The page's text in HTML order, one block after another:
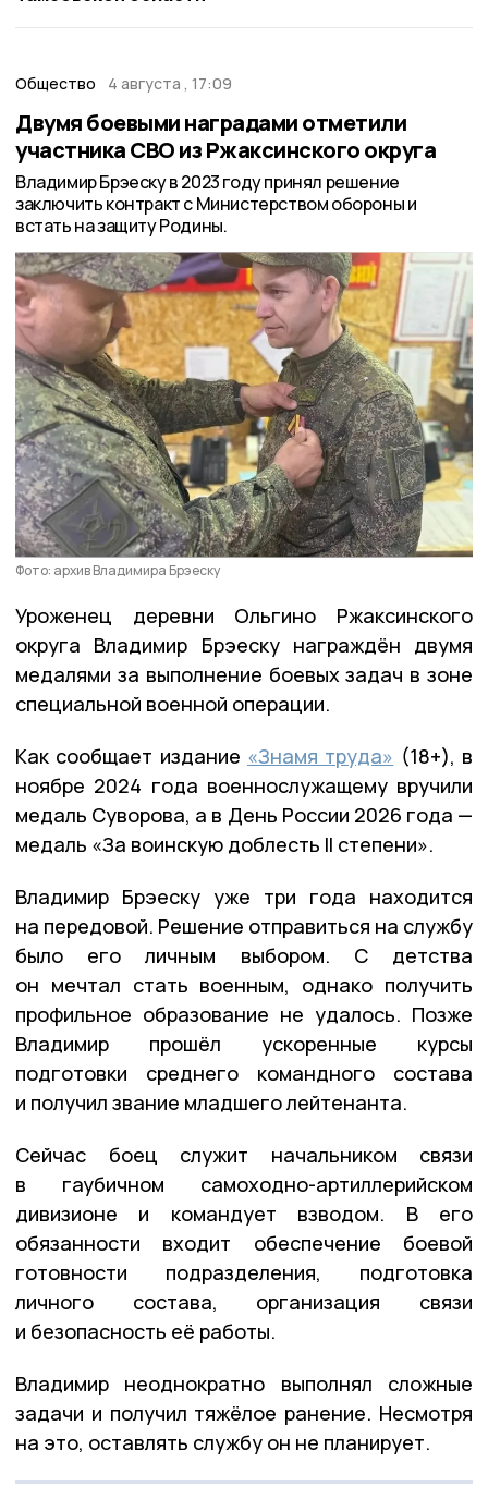
Общество 4 августа , 17:09
Двумя боевыми наградами отметили
участника СВО из Ржаксинского округа
Владимир Брэеску в 2023 году принял решение
заключить контракт с Министерством обороны и
встать на защиту Родины.
Фото: архив Владимира Брэеску
Уроженец деревни Ольгино Ржаксинского
округа Владимир Брэеску награждён двумя
медалями за выполнение боевых задач в зоне
специальной военной операции.
Как сообщает издание «Знамя труда» (18+), в
ноябре 2024 года военнослужащему вручили
медаль Суворова, а в День России 2026 года —
медаль «За воинскую доблесть II степени».
Владимир Брэеску уже три года находится
на передовой. Решение отправиться на службу
было его личным выбором. С детства
он мечтал стать военным, однако получить
профильное образование не удалось. Позже
Владимир прошёл ускоренные курсы
подготовки среднего командного состава
и получил звание младшего лейтенанта.
Сейчас боец служит начальником связи
в гаубичном самоходно-артиллерийском
дивизионе и командует взводом. В его
обязанности входит обеспечение боевой
готовности подразделения, подготовка
личного состава, организация связи
и безопасность её работы.
Владимир неоднократно выполнял сложные
задачи и получил тяжёлое ранение. Несмотря
на это, оставлять службу он не планирует.